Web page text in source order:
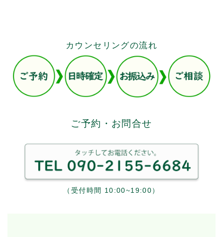
カウンセリングの流れ
ご予約・お問合せ
（受付時間 10:00~19:00）